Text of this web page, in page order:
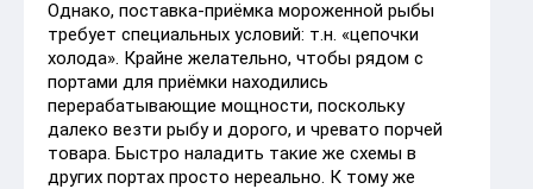
Однако, поставка-приёмка мороженной рыбы
требует специальных условий: т.н. «цепочки
холода». Крайне желательно, чтобы рядом с
портами для приёмки находились
перерабатывающие мощности, поскольку
далеко везти рыбу и дорого, и чревато порчей
товара. Быстро наладить такие же схемы в
других портах просто нереально. К тому же